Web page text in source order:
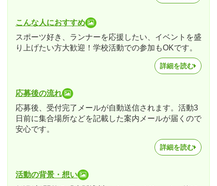
こんな人におすすめ
スポーツ好き、ランナーを応援したい、イベントを盛
り上げたい方大歓迎！学校活動での参加もOKです。
詳細を読む
応募後の流れ
応募後、受付完了メールが自動送信されます。活動3
日前に集合場所などを記載した案内メールが届くので
安心です。
詳細を読む
活動の背景・想い